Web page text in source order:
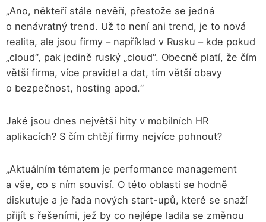
„Ano, někteří stále nevěří, přestože se jedná
o nenávratný trend. Už to není ani trend, je to nová
realita, ale jsou firmy – například v Rusku – kde pokud
„cloud“, pak jedině ruský „cloud“. Obecně platí, že čím
větší firma, více pravidel a dat, tím větší obavy
o bezpečnost, hosting apod.“
Jaké jsou dnes největší hity v mobilních HR
aplikacích? S čím chtějí firmy nejvíce pohnout?
„Aktuálním tématem je performance management
a vše, co s ním souvisí. O této oblasti se hodně
diskutuje a je řada nových start-upů, které se snaží
přijít s řešeními, jež by co nejlépe ladila se změnou